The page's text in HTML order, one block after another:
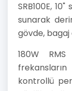
SRB100E,
sunarak
gövde, bagaj
180W
kontrollü